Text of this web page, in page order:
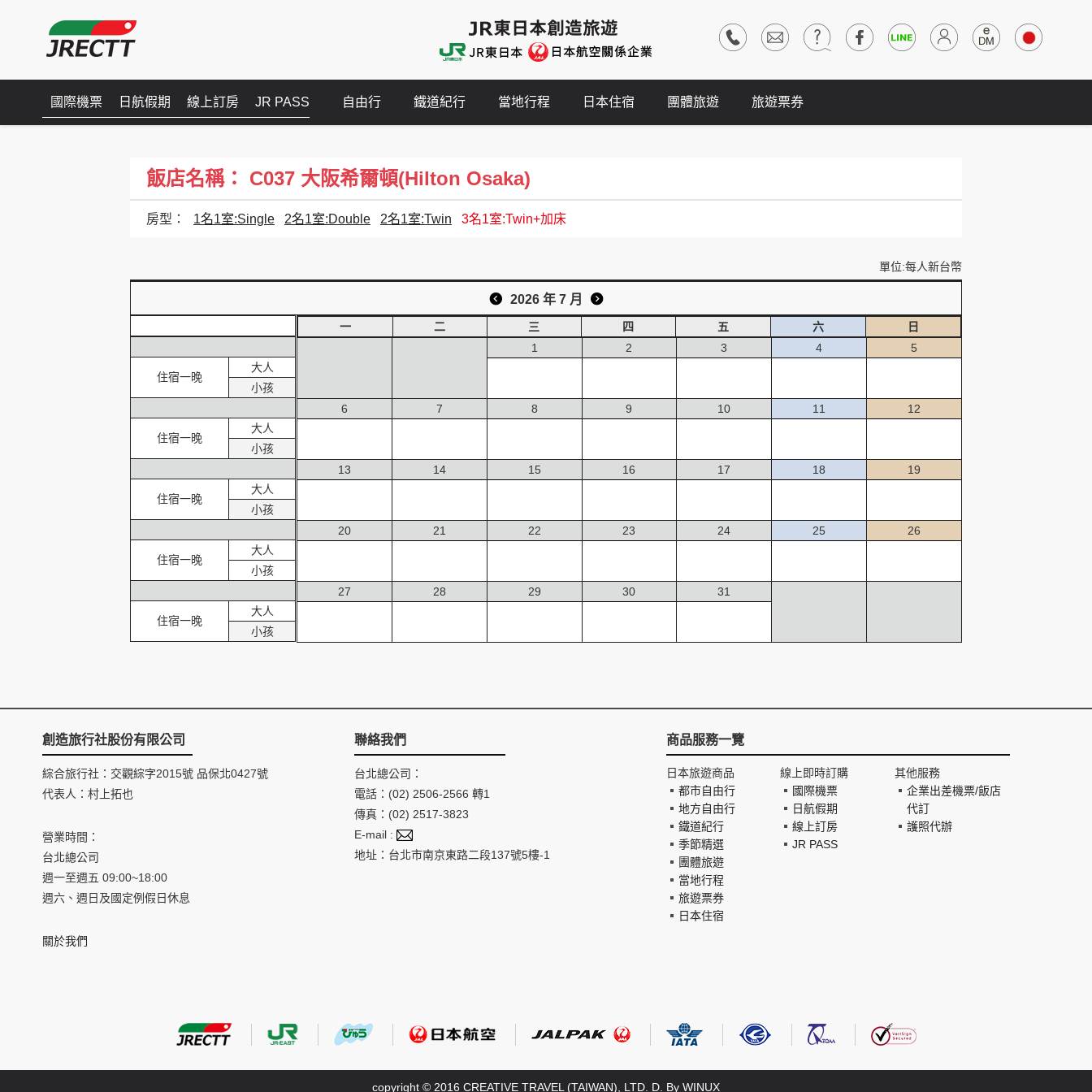
國際機票 日航假期 線上訂房 JR PASS 自由行 鐵道紀行 當地行程 日本住宿 團體旅遊 旅遊票券
飯店名稱： C037 大阪希爾頓(Hilton Osaka)
房型： 1名1室:Single 2名1室:Double 2名1室:Twin 3名1室:Twin+加床
單位:每人新台幣
2026 年 7 月
住宿一晚
大人
小孩
住宿一晚
大人
小孩
住宿一晚
大人
小孩
住宿一晚
大人
小孩
住宿一晚
大人
小孩
一 二 三 四 五 六
日
1
2 3 4 5
6 7 8 9 10 11 12
13 14 15 16 17 18 19
20 21 22 23 24 25 26
27 28 29 30 31
創造旅行社股份有限公司
綜合旅行社：交觀綜字2015號 品保北0427號
代表人：村上拓也
營業時間：
台北總公司
週一至週五 09:00~18:00
週六、週日及國定例假日休息
關於我們
聯絡我們
台北總公司：
電話：(02) 2506-2566 轉1
傳真：(02) 2517-3823
E-mail :
地址：台北市南京東路二段137號5樓-1
商品服務一覽
日本旅遊商品
都市自由行
地方自由行
鐵道紀行
季節精選
團體旅遊
當地行程
旅遊票券
日本住宿
線上即時訂購
國際機票
日航假期
線上訂房
JR PASS
其他服務
企業出差機票/飯店
代訂
護照代辦
copyright © 2016 CREATIVE TRAVEL (TAIWAN), LTD. D. By WINUX